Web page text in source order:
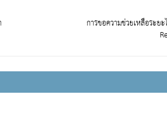
การขอความช่วยเหลือระย